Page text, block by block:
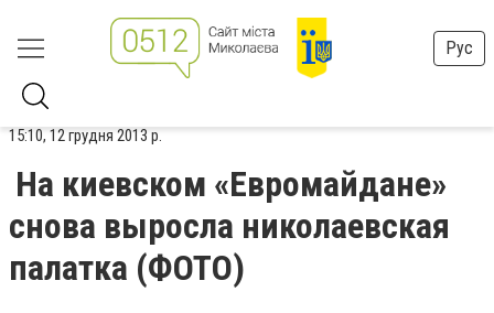
Рус
15:10, 12 грудня 2013 р.
На киевском «Евромайдане»
снова выросла николаевская
палатка (ФОТО)